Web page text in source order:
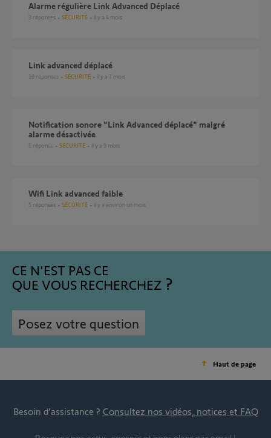
Alarme régulière Link Advanced Déplacé
3 réponses SÉCURITÉ il y a 4 mois
link advanced déplacé
10 réponses SÉCURITÉ il y a 7 mois
Notification sonore "Link Advanced déplacé" malgré
alarme désactivée
1 réponse SÉCURITÉ il y a 9 mois
Wifi Link advanced faible
5 réponses SÉCURITÉ il y a environ un mois
CE N'EST PAS CE
QUE VOUS RECHERCHEZ
Posez votre question
Haut de page
Besoin d’assistance ? Consultez nos vidéos, notices et FAQ